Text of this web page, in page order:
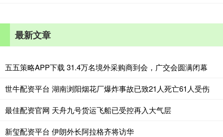
最新文章
五五策略APP下载 31.4万名境外采购商到会，广交会圆满闭幕
世牛配资平台 湖南浏阳烟花厂爆炸事故已致21人死亡61人受伤
最佳配资官网 天舟九号货运飞船已受控再入大气层
新玺配资平台 伊朗外长阿拉格齐将访华